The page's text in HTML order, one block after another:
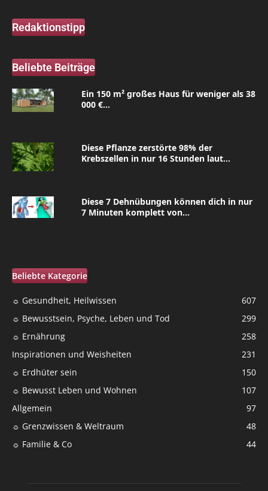
Redaktionstipp
Beliebte Beiträge
Ein 150 m² großes Haus für weniger als 38
000 €...
Diese Pflanze zerstörte 98% der
Krebszellen in nur 16 Stunden laut...
Diese 7 Dehnübungen können dich in nur
7 Minuten komplett von...
Beliebte Kategorie
☼ Gesundheit, Heilwissen
607
☼ Bewusstsein, Psyche, Leben und Tod
299
☼ Ernährung
258
Inspirationen und Weisheiten
231
☼ Erdhüter sein
150
☼ Bewusst Leben und Wohnen
107
Allgemein
97
☼ Grenzwissen & Weltraum
48
☼ Familie & Co
44